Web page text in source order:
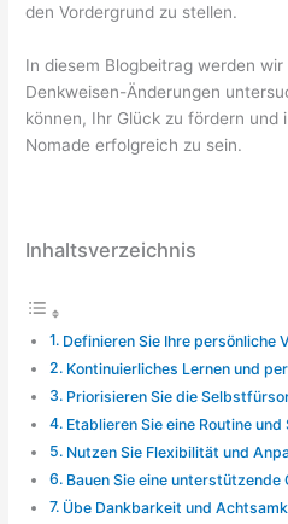
den Vordergrund zu stellen.
In diesem Blogbeitrag werden
Denkweisen-Änderungen
können, Ihr Glück zu fördern und
Nomade erfolgreich zu sein.
Inhaltsverzeichnis
Definieren Sie Ihre persönliche
Kontinuierliches Lernen und
Priorisieren Sie die
Etablieren Sie eine Routine
Nutzen Sie Flexibilität und
Bauen Sie eine unterstützende
Übe Dankbarkeit und